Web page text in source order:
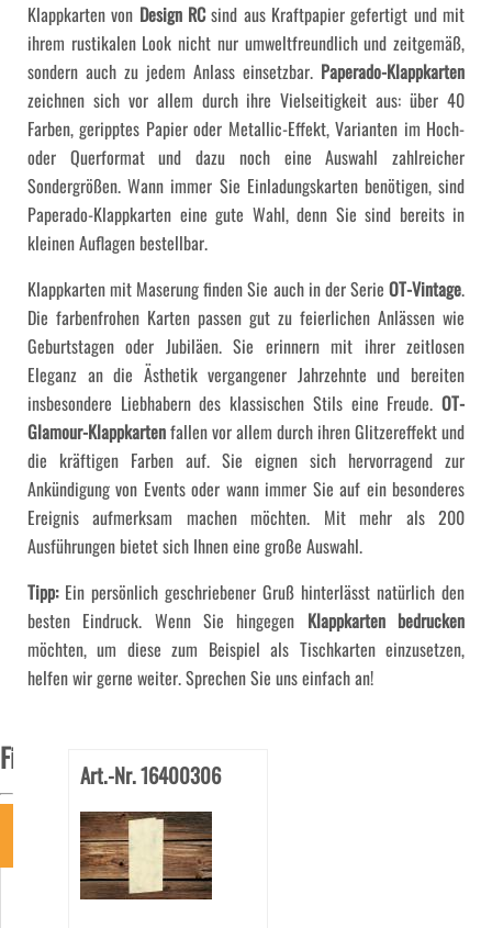
Klappkarten von Design RCsind aus Kraftpapier gefertigt und mit
ihrem rustikalen Look nicht nur umweltfreundlich und zeitgemäß,
sondern auch zu jedem Anlass einsetzbar. Paperado-Klappkarten
zeichnen sich vor allem durch ihre Vielseitigkeit aus: über 40
Farben, geripptes Papier oder Metallic-Effekt, Varianten im Hoch-
oder Querformat und dazu noch eine Auswahl zahlreicher
Sondergrößen. Wann immer Sie Einladungskarten benötigen, sind
Paperado-Klappkarten eine gute Wahl, denn Sie sind bereits in
kleinen Auflagen bestellbar.
Klappkarten mit Maserung finden Sie auch in der Serie OT-Vintage.
Die farbenfrohen Karten passen gut zu feierlichen Anlässen wie
Geburtstagen oder Jubiläen. Sie erinnern mit ihrer zeitlosen
Eleganz an die Ästhetik vergangener Jahrzehnte und bereiten
insbesondere Liebhabern des klassischen Stils eine Freude. OT-
Glamour-Klappkartenfallen vor allem durch ihren Glitzereffekt und
die kräftigen Farben auf. Sie eignen sich hervorragend zur
Ankündigung von Events oder wann immer Sie auf ein besonderes
Ereignis aufmerksam machen möchten. Mit mehr als 200
Ausführungen bietet sich Ihnen eine große Auswahl.
Tipp:Ein persönlich geschriebener Gruß hinterlässt natürlich den
besten Eindruck. Wenn Sie hingegen Klappkarten bedrucken
möchten, um diese zum Beispiel als Tischkarten einzusetzen,
helfen wir gerne weiter. Sprechen Sie uns einfach an!
Filter
Geschenkkarten
Art.-Nr. 16400306